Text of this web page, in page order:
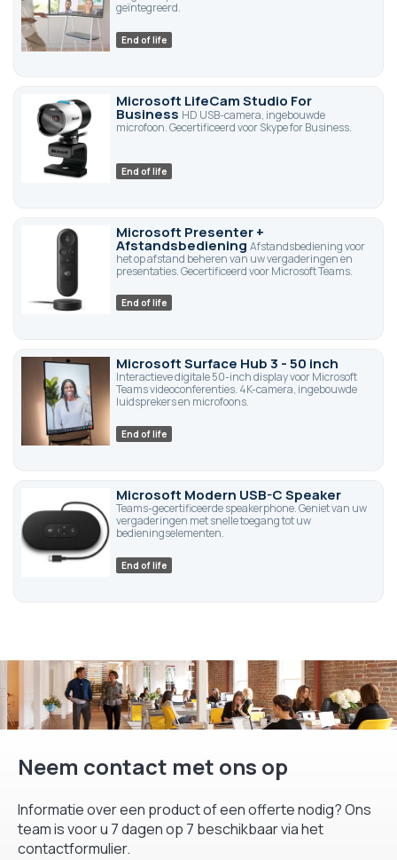
geïntegreerd.
End of life
Microsoft LifeCam Studio For
Business HD USB-camera, ingebouwde
microfoon. Gecertificeerd voor Skype for Business.
End of life
Microsoft Presenter +
Afstandsbediening Afstandsbediening voor
het op afstand beheren van uw vergaderingen en
presentaties. Gecertificeerd voor Microsoft Teams.
End of life
Microsoft Surface Hub 3 - 50 inch
Interactieve digitale 50-inch display voor Microsoft
Teams videoconferenties. 4K-camera, ingebouwde
luidsprekers en microfoons.
End of life
Microsoft Modern USB-C Speaker
Teams-gecertificeerde speakerphone. Geniet van uw
vergaderingen met snelle toegang tot uw
bedieningselementen.
End of life
Neem contact met ons op
Informatie over een product of een offerte nodig? Ons
team is voor u 7 dagen op 7 beschikbaar via het
contactformulier.